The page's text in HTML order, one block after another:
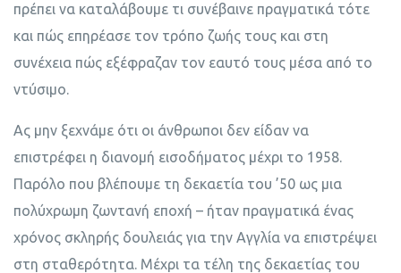
πρέπει να καταλάβουμε τι συνέβαινε πραγματικά τότε
και πώς επηρέασε τον τρόπο ζωής τους και στη
συνέχεια πώς εξέφραζαν τον εαυτό τους μέσα από το
ντύσιμο.
Ας μην ξεχνάμε ότι οι άνθρωποι δεν είδαν να
επιστρέφει η διανομή εισοδήματος μέχρι το 1958.
Παρόλο που βλέπουμε τη δεκαετία του ’50 ως μια
πολύχρωμη ζωντανή εποχή – ήταν πραγματικά ένας
χρόνος σκληρής δουλειάς για την Αγγλία να επιστρέψει
στη σταθερότητα. Μέχρι τα τέλη της δεκαετίας του